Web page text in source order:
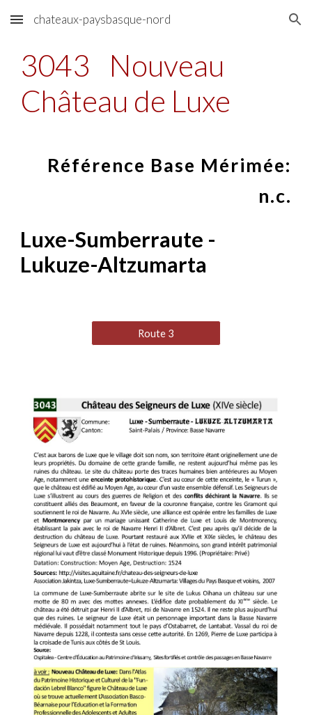
Skip to main content Skip to navigation
chateaux-paysbasque-nord
3043
Nouveau
Château de Luxe
Référence Base Mérimée:
n.c.
Luxe-Sumberraute -
Lukuze-Altzumarta
Route 3